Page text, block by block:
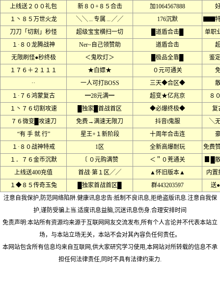
上线送２００礼包
新８０+８５合击 加1064567888
１丶８５万世火龙
╲╲﹍专属﹍╱╱ 176沉默
▇▇
刀刀「切割」秒怪
超级宝宝横扫一切 █道盾合击█
单职
１·８０龙腾战神
Ner~自己领赞助 道盾合击
无限刷怪●秒终极
＜鬼吹灯＞ █极品全靠█
鉴
１７６＋２１１１
★白嫖★ ０元可通关
··
一人可打BOSS 三天◆合区◆
１·７６鸿蒙复古
━28元满━ 超变★亿兆京
８
１丶７６切割攻速
█独家█首战首区 ◆必爆终极◆
复
７６微变█攻速刀
免费→满速无限刀 抖音‖鬼服
╲
“有 手 就 行”
星王+１新阶段 十周年合击连
１·８０战神特戒
1区 全新高爆耐玩
免费
１．７６金币沉默
〔 ０元购满赞 ＜＂０茺通关
▊█
上线送400充值
首战·第１区╱╱ ▲怀旧版本▲
内
１◆８５传奇玉兔
█独家首战首区█ 群443203597
送
注意自我保护,防范网络陷阱.健康讯息忠告:抵制不良讯息,拒绝盗版讯息.注意自我保
护,谨防受骗上当.适度讯息益脑,沉迷讯息伤身.合理安排时间
免责声明:本站所有资源均来源于互联网网友交流发布,所有个人言论并不代表本站立
场，与本站立场无关，本站不会对其內容负任何责任。
本网站包含所有信息均来自互联网,供大家研究学习使用,本网站对所转载的信息不承
担任何法律责任,同时不具有法律约束力.